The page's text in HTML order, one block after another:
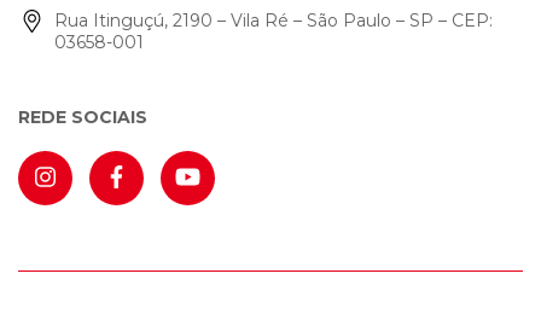
Rua Itinguçú, 2190 – Vila Ré – São Paulo – SP – CEP:
03658-001
REDE SOCIAIS